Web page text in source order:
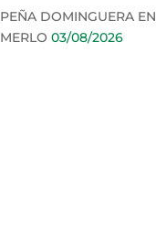
PEÑA DOMINGUERA EN
MERLO 03/08/2026